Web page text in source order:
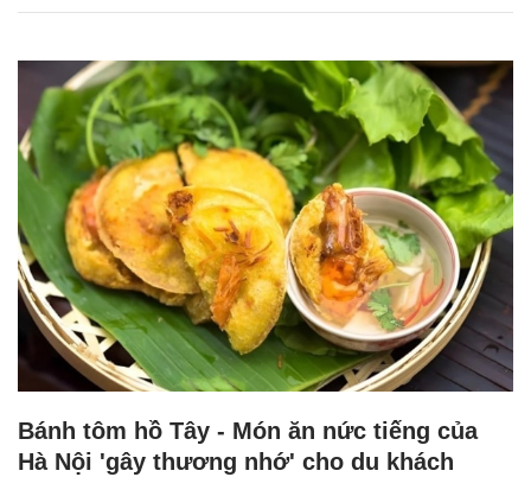
Bánh tôm hồ Tây - Món ăn nức tiếng của
Hà Nội 'gây thương nhớ' cho du khách